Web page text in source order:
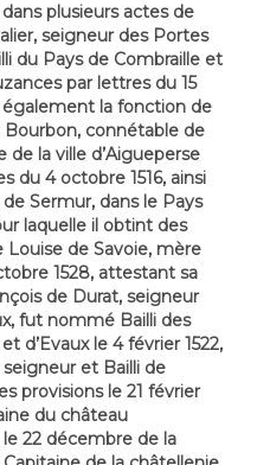
plusieurs actes de
seigneur des Portes
du Pays de Combraille et
par lettres du 15
également la fonction de
Bourbon, connétable de
de la ville d’Aigueperse
du 4 octobre 1516, ainsi
Sermur, dans le Pays
laquelle il obtint des
de Savoie, mère
1528, attestant sa
de Durat, seigneur
fut nommé Bailli des
d’Evaux le 4 février 1522,
et Bailli de
provisions le 21 février
du château
22 décembre de la